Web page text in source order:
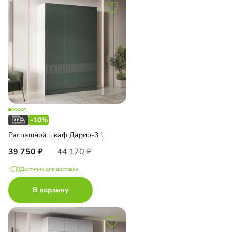
-10%
Распашной шкаф Дарио-3.1
39 750 44 170
Доступно для доставки
В корзину